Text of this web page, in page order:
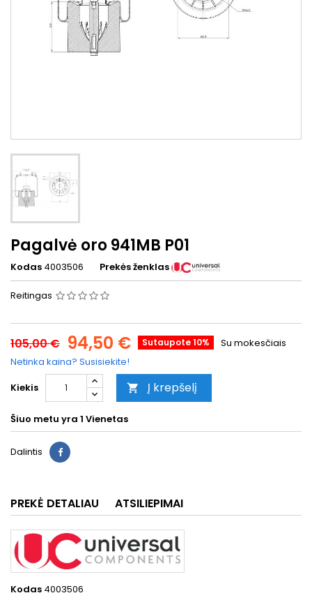
Pagalvė oro 941MB P01
Kodas 4003506 Prekės ženklas
Reitingas
105,00 € 94,50 € Sutaupote 10%
Su mokesčiais
Netinka kaina? Susisiekite!
Kiekis
 Į krepšelį
Šiuo metu yra 1 Vienetas
Dalintis
PREKĖ DETALIAU ATSILIEPIMAI
Kodas 4003506